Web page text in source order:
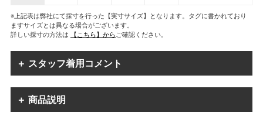
※上記表は弊社にて採寸を行った【実寸サイズ】となります。タグに書かれており
ますサイズとは異なる場合がございます。
詳しい採寸の方法は
【こちら】からご確認ください。
＋ スタッフ着用コメント
＋ 商品説明